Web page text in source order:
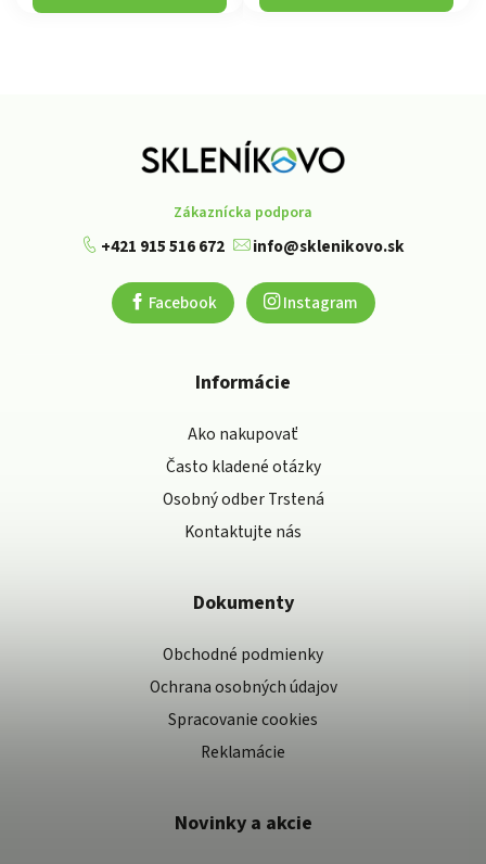
Zákaznícka podpora
+421 915 516 672 info@sklenikovo.sk
Facebook Instagram
Informácie
Ako nakupovať
Často kladené otázky
Osobný odber Trstená
Kontaktujte nás
Dokumenty
Obchodné podmienky
Ochrana osobných údajov
Spracovanie cookies
Reklamácie
Novinky a akcie